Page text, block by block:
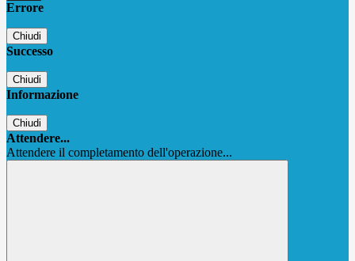
Errore
Chiudi
Successo
Chiudi
Informazione
Chiudi
Attendere...
Attendere il completamento dell'operazione...